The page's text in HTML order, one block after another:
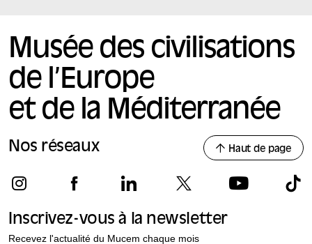
Musée des civilisations
de l’Europe
et de la Méditerranée
Nos réseaux Haut de page
Inscrivez-vous à la newsletter
Recevez l'actualité du Mucem chaque mois